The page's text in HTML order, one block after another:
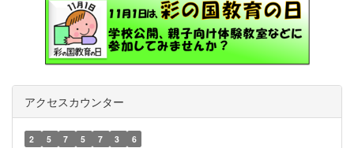
アクセスカウンター
2 5 7 5 7 3 6